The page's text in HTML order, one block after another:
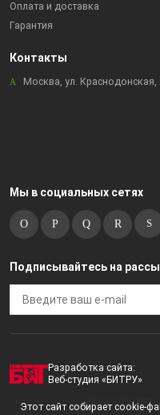
Оплата и доставка
Гарантия
Контакты
Москва, ул.
Мы в социальных сетях
Подписывайтесь на
Разработка сайта:
Веб-студия «БИТРУ»
2023 © i-market |
Этот сайт собирает cookie-